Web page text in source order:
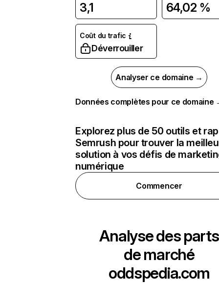
3,1 64,02 %
Coût du trafic
Déverrouiller
Analyser ce domaine →
Données complètes pour ce domaine
Explorez plus de 50 outils et
Semrush pour trouver la
solution à vos défis de
numérique
Commencer
Analyse des parts
de marché
oddspedia.com